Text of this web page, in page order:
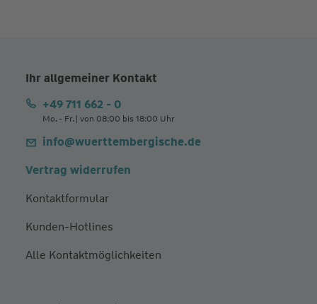
Ihr allgemeiner Kontakt
+49 711 662 - 0
Mo. - Fr. | von 08:00 bis 18:00 Uhr
info@wuerttembergische.de
Vertrag widerrufen
Kontaktformular
Kunden-Hotlines
Alle Kontaktmöglichkeiten